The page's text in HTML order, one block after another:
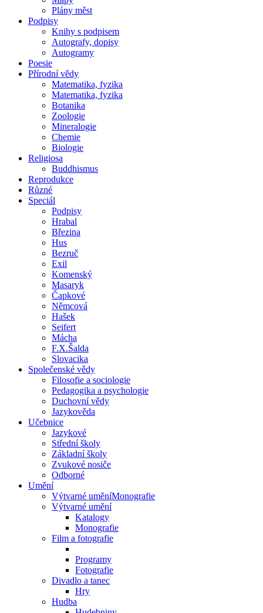
Plány měst
Podpisy
Knihy s podpisem
Autografy, dopisy
Autogramy
Poesie
Přírodní vědy
Matematika, fyzika
Matematika, fyzika
Botanika
Zoologie
Mineralogie
Chemie
Biologie
Religiosa
Buddhismus
Reprodukce
Různé
Speciál
Podpisy
Hrabal
Březina
Hus
Bezruč
Exil
Komenský
Masaryk
Čapkové
Němcová
Hašek
Seifert
Mácha
F.X.Šalda
Slovacika
Společenské vědy
Filosofie a sociologie
Pedagogika a psychologie
Duchovní vědy
Jazykověda
Učebnice
Jazykové
Střední školy
Základní školy
Zvukové nosiče
Odborné
Umění
Výtvarné uměníMonografie
Výtvarné umění
Katalogy
Monografie
Film a fotografie
Programy
Fotografie
Divadlo a tanec
Hry
Hudba